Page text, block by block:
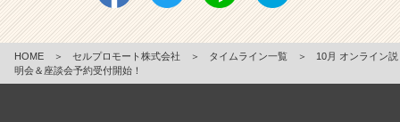
HOME ＞ セルプロモート株式会社 ＞ タイムライン一覧 ＞
10月 オンライン説
明会＆座談会予約受付開始！